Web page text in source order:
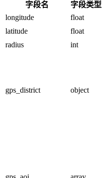
字段名 字段类型
longitude
float
latitude
float
radius
int
gps_district object